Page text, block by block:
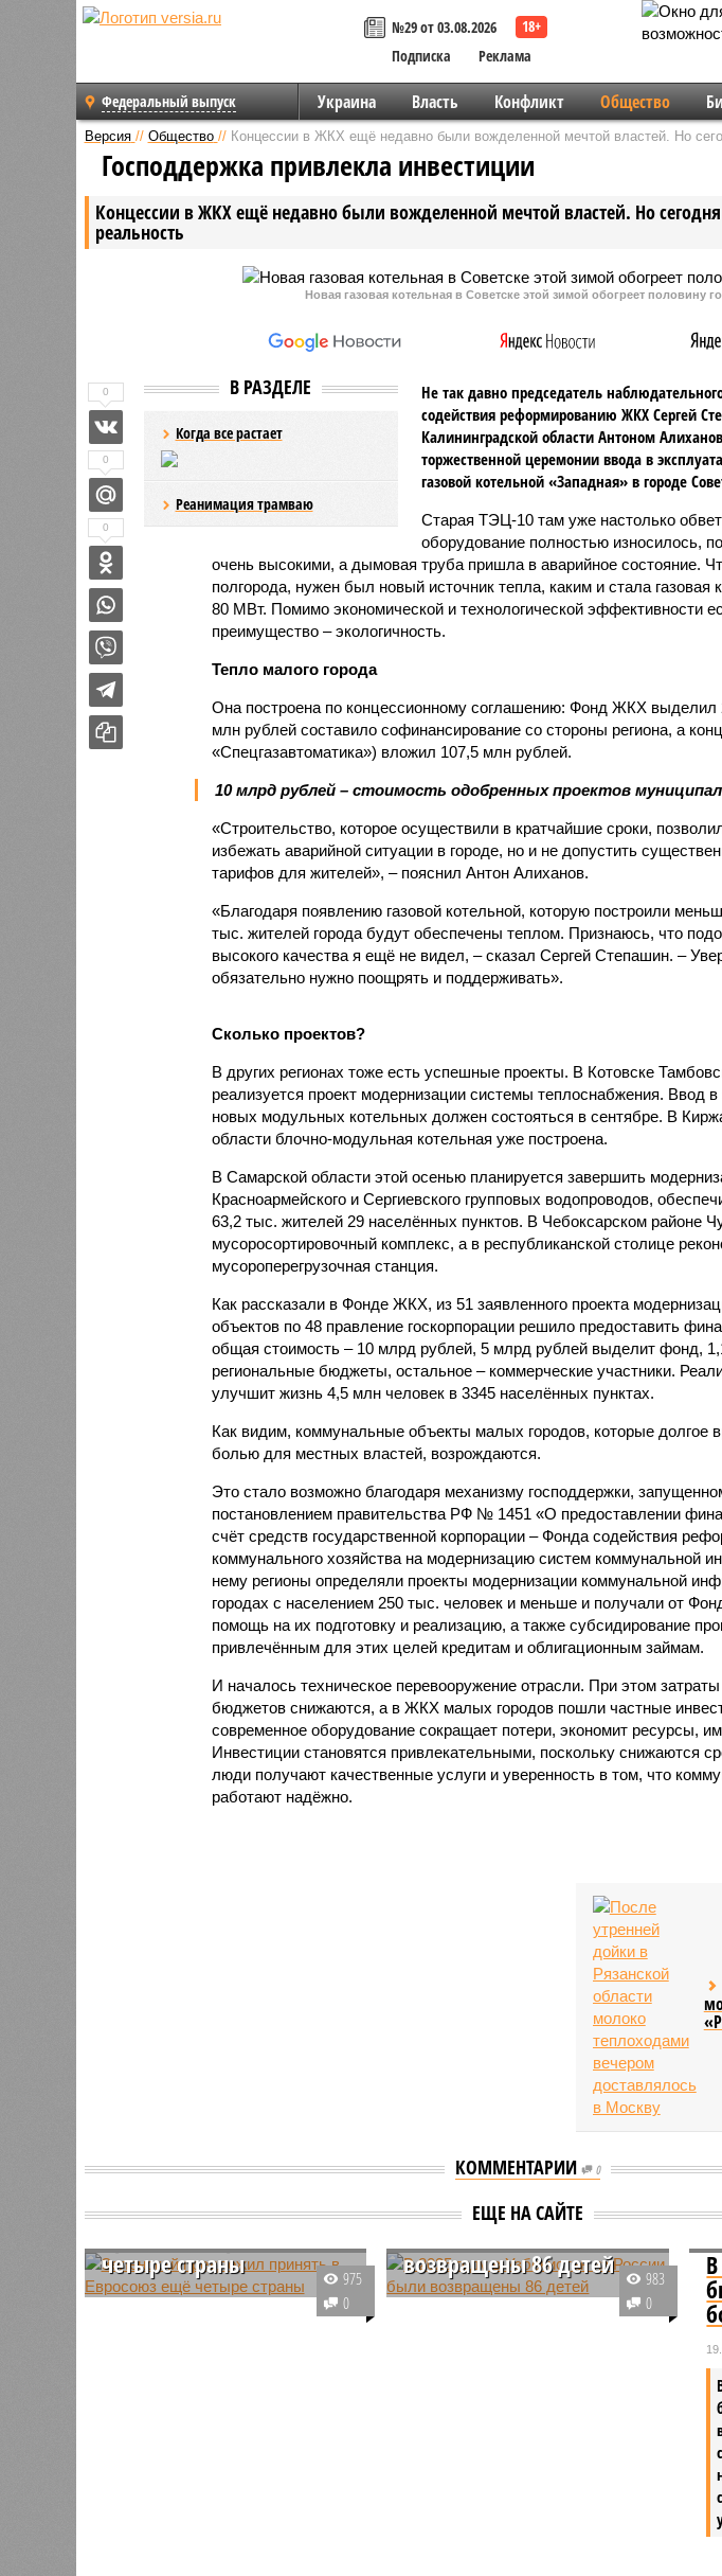
№29 от 03.08.2026
Подписка
Реклама
Федеральный выпуск Украина Власть Конфликт Общество
Версия // Общество // Концессии в ЖКХ ещё недавно были вожделенной мечтой властей. Но
Концессии в ЖКХ ещё недавно были вожделенной мечтой властей. Но
реальность
Господдержка привлекла инвестиции
Новая газовая котельная в Советске этой зимой обогреет половину
В РАЗДЕЛЕ
Когда все растает
Реанимация трамваю
Не так давно председатель
содействия реформированию ЖКХ Сергей
Калининградской области Антоном
торжественной церемонии ввода в
газовой котельной «Западная» в городе
Старая ТЭЦ-10 там уже настолько
оборудование полностью износилось,
очень высокими, а дымовая труба пришла в аварийное состояние.
полгорода, нужен был новый источник тепла, каким и стала газовая
80 МВт. Помимо экономической и технологической эффективности
преимущество – экологичность.
Тепло малого города
Она построена по концессионному соглашению: Фонд ЖКХ выделил
млн рублей составило софинансирование со стороны региона, а
«Спецгазавтоматика») вложил 107,5 млн рублей.
10 млрд рублей – стоимость одобренных проектов
«Строительство, которое осуществили в кратчайшие сроки,
избежать аварийной ситуации в городе, но и не допустить
тарифов для жителей», – пояснил Антон Алиханов.
«Благодаря появлению газовой котельной, которую построили
тыс. жителей города будут обеспечены теплом. Признаюсь, что
высокого качества я ещё не видел, – сказал Сергей Степашин. –
обязательно нужно поощрять и поддерживать».
Сколько проектов?
В других регионах тоже есть успешные проекты. В Котов­ске
реализуется проект модернизации системы теплоснабжения. Ввод
новых модульных котельных должен состояться в сентябре. В
области блочно-модульная котельная уже построена.
В Самарской области этой осенью планируется завершить
Красноармейского и Сергиевского групповых водопроводов,
63,2 тыс. жителей 29 населённых пунктов. В Чебоксарском районе
мусоросортировочный комплекс, а в республиканской столице
мусороперегрузочная станция.
Как рассказали в Фонде ЖКХ, из 51 заявленного проекта
объектов по 48 правление госкорпорации решило предоставить
общая стоимость – 10 млрд рублей, 5 млрд рублей выделит фонд,
регио­нальные бюджеты, остальное – коммерческие участники.
улучшит жизнь 4,5 млн человек в 3345 населённых пунктах.
Как видим, коммунальные объекты малых городов, которые долгое
болью для местных властей, возрождаются.
Это стало возможно благодаря механизму господдержки,
постановлением правительства РФ № 1451 «О предоставлении
счёт средств государственной корпорации – Фонда содействия
коммунального хозяйства на модернизацию систем коммунальной
нему регионы определяли проекты модернизации коммунальной
городах с населением 250 тыс. человек и меньше и получали от
помощь на их подготовку и реализацию, а также субсидирование
привлечённым для этих целей кредитам и облигационным займам.
И началось техническое пере­вооружение отрасли. При этом
бюджетов снижаются, а в ЖКХ малых городов пошли частные
современное оборудование сокращает потери, экономит ресурсы,
Инвестиции становятся привлекательными, поскольку снижаются
люди получают качественные услуги и уверенность в том, что
работают надёжно.
0
0
0
КОММЕНТАРИИ 0
ЕЩЕ НА САЙТЕ
Зеленский предложил
четыре страны
Президент Украины Владимир
975
0
В 2025 году в Узбекистан
возвращены 86 детей
В результате скоординированной
работы уполномоченных органов
983
0